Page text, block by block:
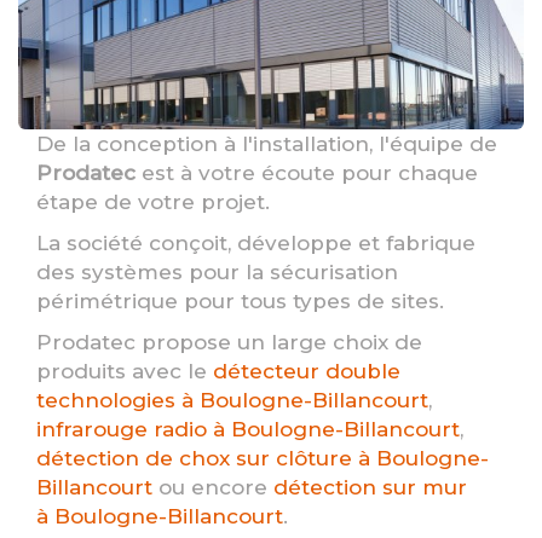
De la conception à l'installation, l'équipe de
Prodatec est à votre écoute pour chaque
étape de votre projet.
La société conçoit, développe et fabrique
des systèmes pour la sécurisation
périmétrique pour tous types de sites.
Prodatec propose un large choix de
produits avec le détecteur double
technologies à Boulogne-Billancourt,
infrarouge radio à Boulogne-Billancourt,
détection de chox sur clôture à Boulogne-
Billancourt ou encore détection sur mur
à Boulogne-Billancourt.